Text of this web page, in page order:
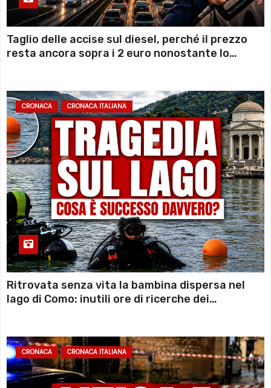
Taglio delle accise sul diesel, perché il prezzo
resta ancora sopra i 2 euro nonostante lo
CRONACA CRONACA ITALIANA
Ritrovata senza vita la bambina dispersa nel
lago di Como: inutili ore di ricerche dei
CRONACA CRONACA ITALIANA